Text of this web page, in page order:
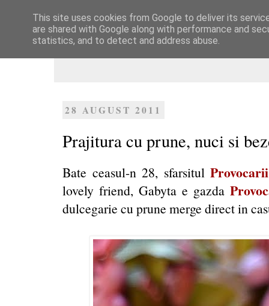
Dulcegarii culinare
28 AUGUST 2011
Prajitura cu prune, nuci si
Bate ceasul-n 28, sfarsitul
lovely friend, Gabyta e gazda
dulcegarie cu prune merge direct in
This site uses cookies from Google to deliver its
are shared with Google along with performance and
statistics, and to detect and address abuse.